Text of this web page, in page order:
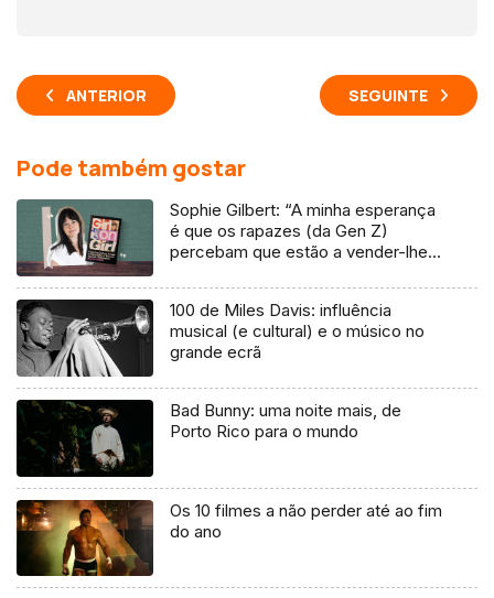
ANTERIOR SEGUINTE
Pode também gostar
Sophie Gilbert: “A minha esperança
é que os rapazes (da Gen Z)
percebam que estão a vender-lhes
100 de Miles Davis: influência
musical (e cultural) e o músico no
grande ecrã
Bad Bunny: uma noite mais, de
Porto Rico para o mundo
Os 10 filmes a não perder até ao fim
do ano